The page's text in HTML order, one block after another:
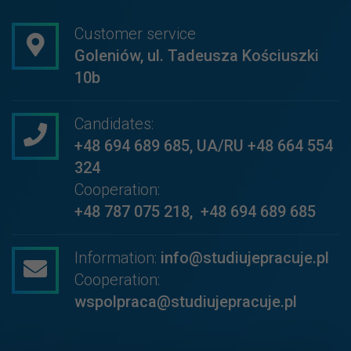
Customer service
Goleniów, ul. Tadeusza Kościuszki
10b
Candidates:
+48 694 689 685, UA/RU +48 664 554
324
Cooperation:
+48 787 075 218, +48 694 689 685
Information: info@studiujepracuje.pl
Cooperation:
wspolpraca@studiujepracuje.pl